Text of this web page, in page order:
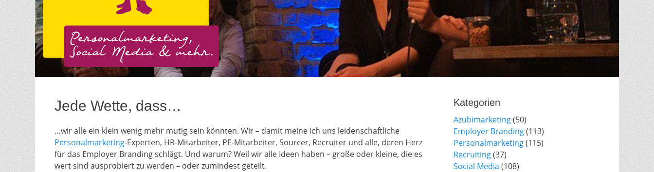
Jede Wette, dass…
…wir alle ein klein wenig mehr mutig sein könnten. Wir – damit meine ich uns leidenschaftliche
Personalmarketing-Experten, HR-Mitarbeiter, PE-Mitarbeiter, Sourcer, Recruiter und alle, deren Herz
für das Employer Branding schlägt. Und warum? Weil wir alle Ideen haben – große oder kleine, die es
wert sind ausprobiert zu werden – oder zumindest geteilt.
Kategorien
Azubimarketing(50)
Employer Branding(113)
Personalmarketing(115)
Recruiting(37)
Social Media (108)